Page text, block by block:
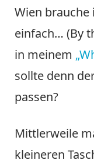
Wien brauche
einfach… (By
in meinem
sollte denn
passen?
Mittlerweile
kleineren